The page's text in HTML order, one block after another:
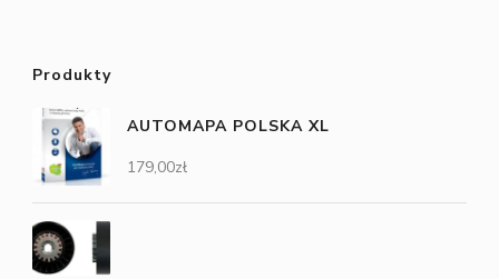
Produkty
AUTOMAPA POLSKA XL
179,00zł